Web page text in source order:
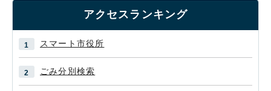
アクセスランキング
スマート市役所
ごみ分別検索